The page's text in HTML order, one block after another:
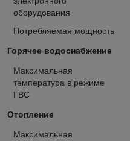
оборудования
Потребляемая мощность
Горячее водоснабжение
Максимальная
температура в режиме
ГВС
Отопление
Максимальная